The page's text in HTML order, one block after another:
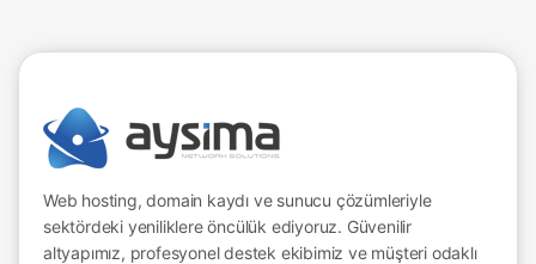
Web hosting, domain kaydı ve sunucu çözümleriyle
sektördeki yeniliklere öncülük ediyoruz. Güvenilir
altyapımız, profesyonel destek ekibimiz ve müşteri odaklı